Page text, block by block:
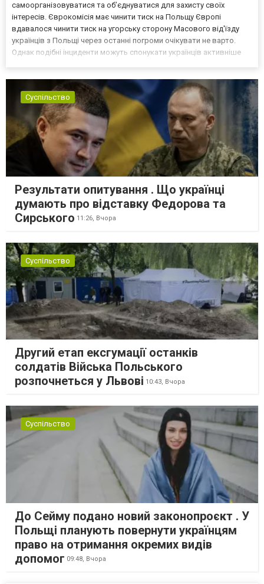
самоорганізовуватися та об’єднуватися для захисту своїх
інтересів. Єврокомісія має чинити тиск на Польщу Європі
вдавалося чинити тиск на угорську сторону Масового від'їзду
українців з Польщі через останні погроми очікувати не варто.
Однак подібні інциденти можуть спонукати українців активніше
Суспільство
Результати опитування . Що українці
думають про відставку Федорова та
Сирського 11:26, Вчора
Суспільство
Другий етап ексгумації останків
солдатів Війська Польського
розпочнеться у Львові 10:43, Вчора
Суспільство
До Сейму подано новий законопроєкт . У
Польщі планують повернути українцям
право на отримання окремих видів
допомог 09:48, Вчора